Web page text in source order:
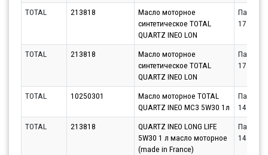
TOTAL 213818
Масло моторное
синтетическое TOTAL
QUARTZ INEO LON
Партнёр
TOTAL 213818
Масло моторное
синтетическое TOTAL
QUARTZ INEO LON
Партнёр
TOTAL 10250301
Масло моторное TOTAL
QUARTZ INEO MC3 5W30 1л
Партнёр
TOTAL
213818
QUARTZ INEO LONG LIFE
5W30 1 л масло моторное
(made in France)
Партнёр